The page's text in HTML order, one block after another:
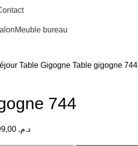
Meuble bureau
Table Gigogne Table gigogne 744
744
د.م.Le